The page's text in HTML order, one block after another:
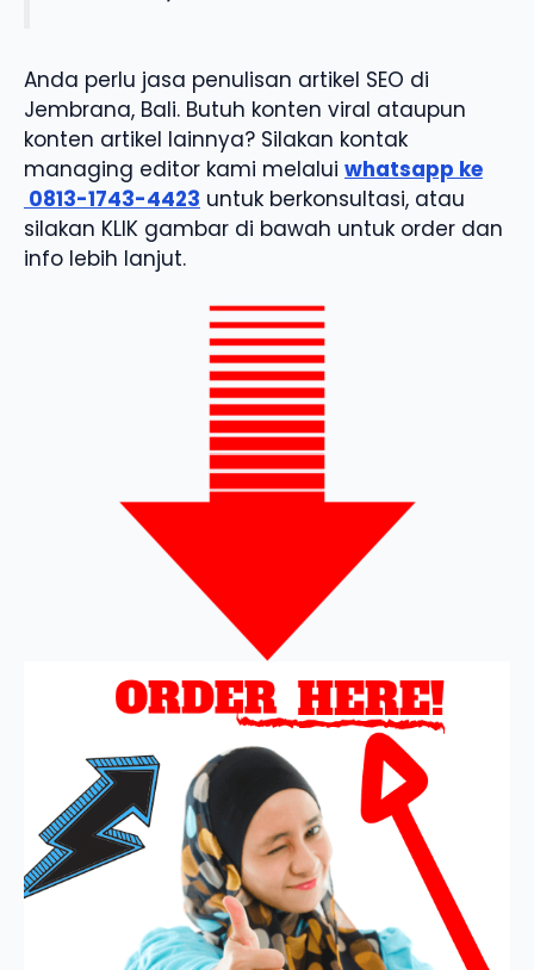
Anda perlu jasa penulisan artikel SEO di
Jembrana, Bali. Butuh konten viral ataupun
konten artikel lainnya? Silakan kontak
managing editor kami melalui whatsapp ke
0813-1743-4423 untuk berkonsultasi, atau
silakan KLIK gambar di bawah untuk order dan
info lebih lanjut.